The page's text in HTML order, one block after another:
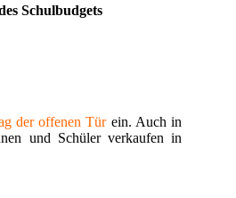
Schulbudgets
der offenen Türein. Auch in
und Schüler verkaufen in